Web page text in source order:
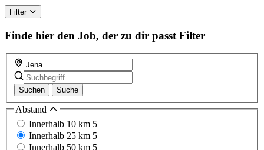
this
field
Filter
Finde hier den Job, der zu dir passt Filter
Suchen Suche
Abstand
Innerhalb 10 km 5
Innerhalb 25 km 5
Innerhalb 50 km 5